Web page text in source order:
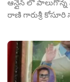
ఆన్లైన్ లో పాలుగొన్న
రాణి గారుశ్రీ